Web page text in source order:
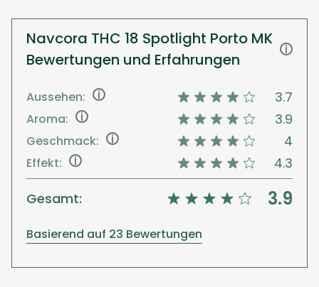
Navcora THC 18 Spotlight Porto MK
Bewertungen und Erfahrungen
i
Aussehen: i 3.7
Aroma: i 3.9
Geschmack: i 4
Effekt: i
4.3
Gesamt:
3.9
Basierend auf 23 Bewertungen